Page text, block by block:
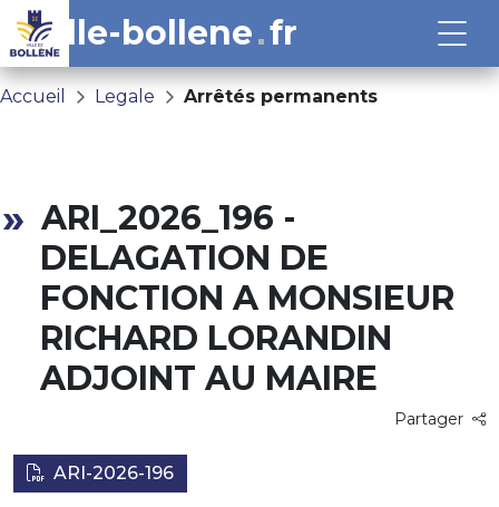
ville-bollene fr
Accueil Legale Arrêtés permanents
ARI_2026_196 -
DELAGATION DE
FONCTION A MONSIEUR
RICHARD LORANDIN
ADJOINT AU MAIRE
Partager
ARI-2026-196